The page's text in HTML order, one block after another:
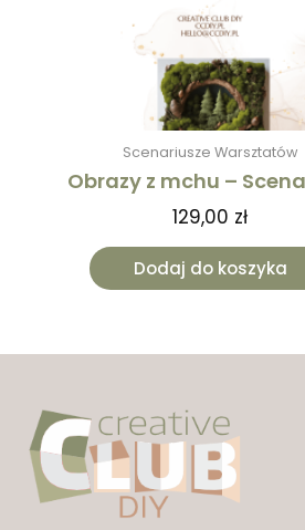
Scenariusze Warsztatów
Obrazy z mchu –
129,00 zł
Dodaj do koszyka